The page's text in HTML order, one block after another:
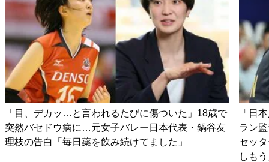
「目、デカッ…と言われるたびに傷ついた」18歳で
突然バセドウ病に…元女子バレー日本代表・鍋谷友
理枝の告白「毎日薬を飲み続けてました」
「日
ラン
セッ
しも